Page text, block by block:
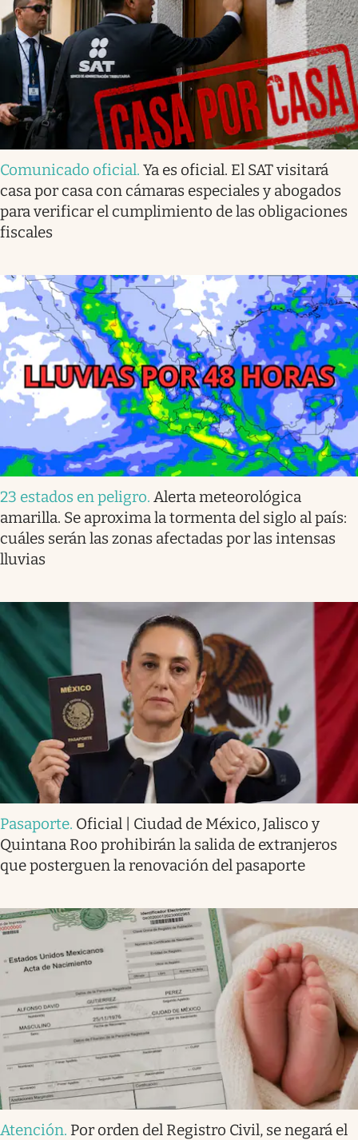
Comunicado oficial. Ya es oficial. El SAT visitará
casa por casa con cámaras especiales y abogados
para verificar el cumplimiento de las obligaciones
fiscales
23 estados en peligro. Alerta meteorológica
amarilla. Se aproxima la tormenta del siglo al país:
cuáles serán las zonas afectadas por las intensas
lluvias
Pasaporte. Oficial | Ciudad de México, Jalisco y
Quintana Roo prohibirán la salida de extranjeros
que posterguen la renovación del pasaporte
Atención. Por orden del Registro Civil, se negará el